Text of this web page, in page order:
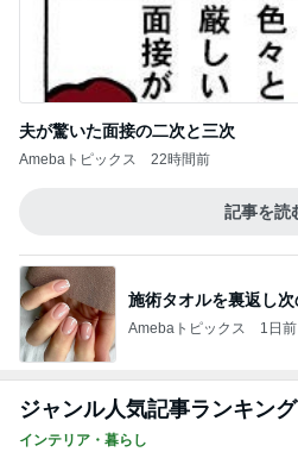
夫が驚いた面接の二次と三次
Amebaトピックス 22時間前
記事を読
施術タオルを裏返し
Amebaトピックス 1日前
ジャンル人気記事ランキング
インテリア・暮らし